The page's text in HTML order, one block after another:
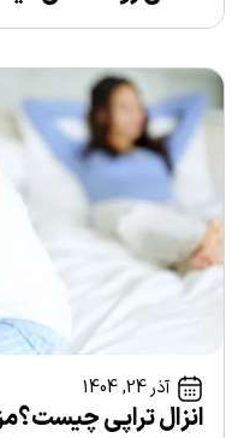
آذر 24, 1404
انزال‌ تراپی